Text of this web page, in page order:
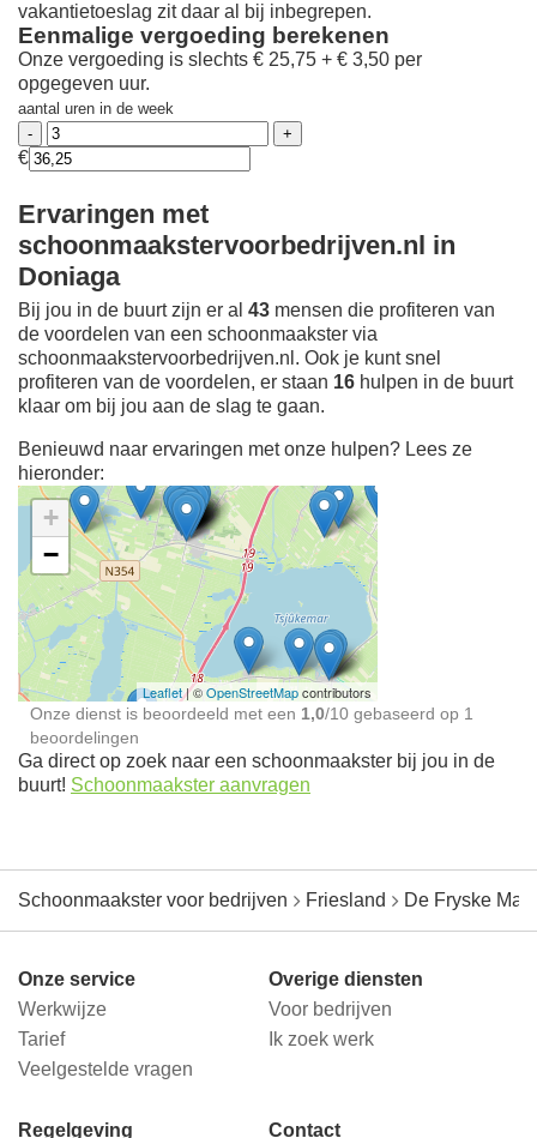
vakantietoeslag zit daar al bij inbegrepen.
Eenmalige vergoeding berekenen
Onze vergoeding is slechts € 25,75 + € 3,50 per
opgegeven uur.
aantal uren in de week
€
Ervaringen met
schoonmaakstervoorbedrijven.nl in
Doniaga
Bij jou in de buurt zijn er al 43 mensen die profiteren van
de voordelen van een schoonmaakster via
schoonmaakstervoorbedrijven.nl. Ook je kunt snel
profiteren van de voordelen, er staan 16 hulpen in de buurt
klaar om bij jou aan de slag te gaan.
Benieuwd naar ervaringen met onze hulpen? Lees ze
hieronder:
Ontdek meer ervaringen
Schoonmaakster bij
jou in de buurt
+
−
Leaflet| ©OpenStreetMapcontributors
Onze dienst is beoordeeld met een 1,0/10 gebaseerd op 1
beoordelingen
Ga direct op zoek naar een schoonmaakster bij jou in de
buurt! Schoonmaakster aanvragen
Schoonmaakster voor bedrijven Friesland De Fryske
Onze service
Werkwijze
Tarief
Veelgestelde vragen
Overige diensten
Voor bedrijven
Ik zoek werk
Regelgeving Contact